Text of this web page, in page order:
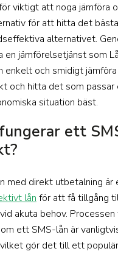
viktigt att noga jämföra
för att hitta det
alternativet.
en jämförelsetjänst som
enkelt och smidigt
och hitta det som passar
situation bäst.
ett
med direkt utbetalning är
lån för att få tillgång
akuta behov.
ett SMS-lån är
gör det till ett